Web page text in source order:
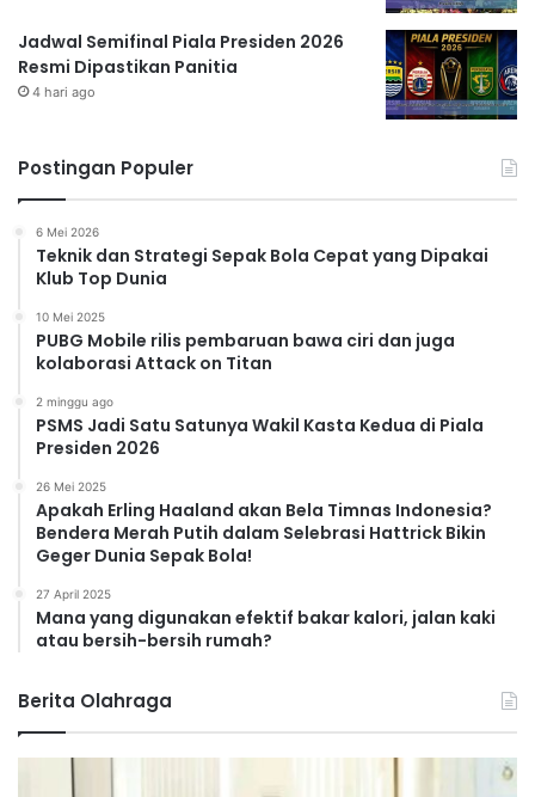
Jadwal Semifinal Piala Presiden 2026
Resmi Dipastikan Panitia
4 hari ago
Postingan Populer
6 Mei 2026
Teknik dan Strategi Sepak Bola Cepat yang Dipakai
Klub Top Dunia
10 Mei 2025
PUBG Mobile rilis pembaruan bawa ciri dan juga
kolaborasi Attack on Titan
2 minggu ago
PSMS Jadi Satu Satunya Wakil Kasta Kedua di Piala
Presiden 2026
26 Mei 2025
Apakah Erling Haaland akan Bela Timnas Indonesia?
Bendera Merah Putih dalam Selebrasi Hattrick Bikin
Geger Dunia Sepak Bola!
27 April 2025
Mana yang digunakan efektif bakar kalori, jalan kaki
atau bersih-bersih rumah?
Berita Olahraga